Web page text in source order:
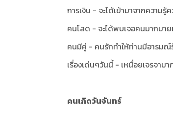
การเงิน - จะได้เข้ามาจากความรู้
คนโสด - จะได้พบเจอคนมากมาย
คนมีคู่ - คนรักทำให้ท่านมีอารมณ์
เรื่องเด่นๆวันนี้ - เหนื่อยเจรจาม
คนเกิดวันจันทร์